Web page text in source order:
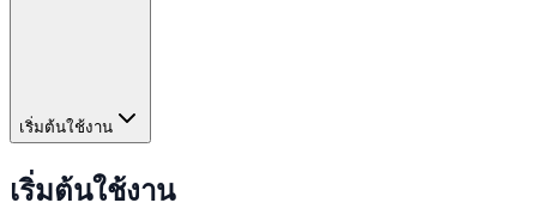
เริ่มต้นใช้งาน
เริ่มต้นใช้งาน